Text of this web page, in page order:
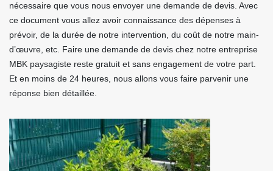
nécessaire que vous nous envoyer une demande de devis. Avec
ce document vous allez avoir connaissance des dépenses à
prévoir, de la durée de notre intervention, du coût de notre main-
d’œuvre, etc. Faire une demande de devis chez notre entreprise
MBK paysagiste reste gratuit et sans engagement de votre part.
Et en moins de 24 heures, nous allons vous faire parvenir une
réponse bien détaillée.